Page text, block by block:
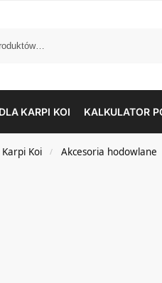
KARPI KOI KALKULATOR
Koi / Akcesoria hodowlane